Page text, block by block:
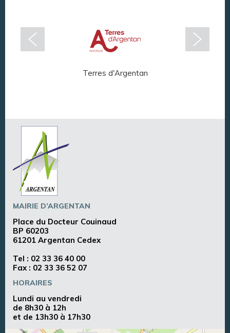
Terres d'Argentan
MAIRIE D’ARGENTAN
Place du Docteur Couinaud
BP 60203
61201 Argentan Cedex
Tel : 02 33 36 40 00
Fax : 02 33 36 52 07
HORAIRES
Lundi au vendredi
de 8h30 à 12h
et de 13h30 à 17h30